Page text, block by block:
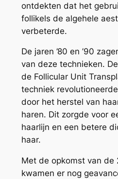
ontdekten dat het
follikels de algehele
verbeterde.
De jaren ’80 en ’90
van deze technieken.
de Follicular Unit
techniek
door het herstel van
haren. Dit zorgde voor
haarlijn en een betere
haar.
Met de opkomst van de
kwamen er nog